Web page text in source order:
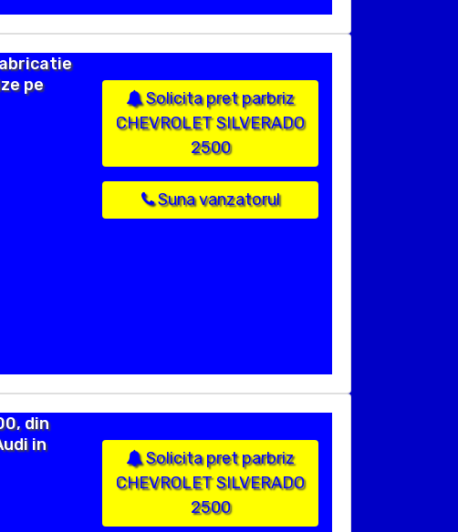
pe
Solicita pret parbriz
CHEVROLET SILVERADO
2500
Suna vanzatorul
din
in
Solicita pret parbriz
CHEVROLET SILVERADO
2500